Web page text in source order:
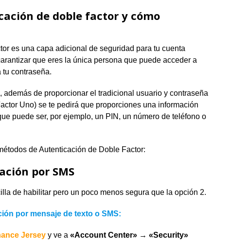
de doble factor y cómo
es una capa adicional de seguridad para tu cuenta
que eres la única persona que puede acceder a
contraseña.
además de proporcionar el tradicional usuario y contraseña
Uno) se te pedirá que proporciones una información
puede ser, por ejemplo, un PIN, un número de teléfono o
de Autenticación de Doble Factor:
por SMS
de habilitar pero un poco menos segura que la opción 2.
por mensaje de texto o SMS:
Jersey y ve a «Account Center» → «Security»